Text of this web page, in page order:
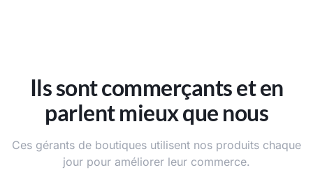
Ils sont commerçants et en
parlent mieux que nous
Ces gérants de boutiques utilisent nos produits chaque
jour pour améliorer leur commerce.